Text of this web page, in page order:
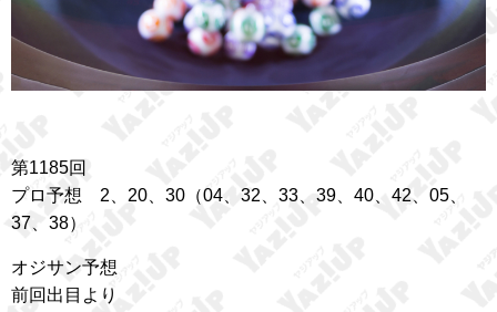
第1185回
プロ予想 2、20、30（04、32、33、39、40、42、05、
37、38）
オジサン予想
前回出目より